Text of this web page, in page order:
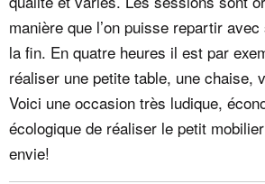
manière que l’on puisse repartir
la fin. En quatre heures il est par
réaliser une petite table, une chaise,
Voici une occasion très ludique,
écologique de réaliser le petit
envie!